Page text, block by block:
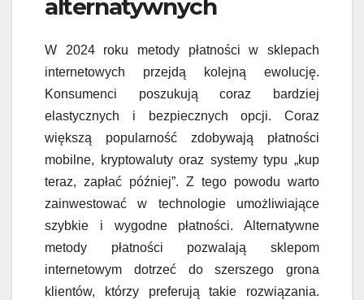
alternatywnych
W 2024 roku metody płatności w sklepach
internetowych przejdą kolejną ewolucję.
Konsumenci poszukują coraz bardziej
elastycznych i bezpiecznych opcji. Coraz
większą popularność zdobywają płatności
mobilne, kryptowaluty oraz systemy typu „kup
teraz, zapłać później”. Z tego powodu warto
zainwestować w technologie umożliwiające
szybkie i wygodne płatności. Alternatywne
metody płatności pozwalają sklepom
internetowym dotrzeć do szerszego grona
klientów, którzy preferują takie rozwiązania.